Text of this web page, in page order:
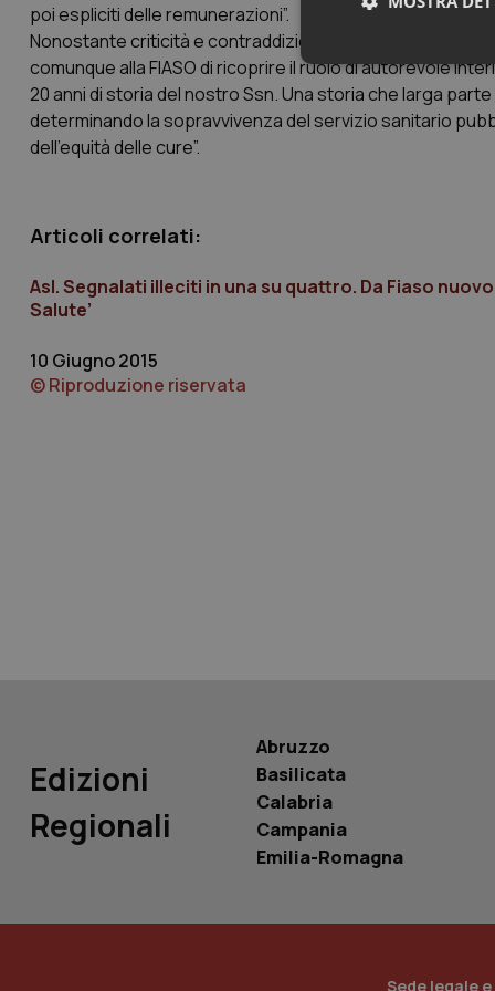
poi espliciti delle remunerazioni”.
Nonostante criticità e contraddizioni “l’ampio
comunque alla FIASO di ricoprire il ruolo di autorevole
20 anni di storia del nostro Ssn. Una storia che larga
determinando la sopravvivenza del servizio sanitario
dell’equità delle cure”.
Articoli correlati:
Asl. Segnalati illeciti in una su quattro. Da Fiaso
Salute’
10 Giugno 2015
© Riproduzione riservata
Edizioni
Regionali
Abruzzo
Basilicata
Calabria
Campania
Emilia-Romagna
Sede legale
e l'accesso alle